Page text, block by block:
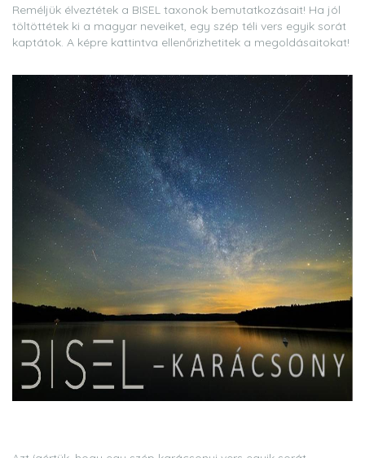
Reméljük élveztétek a BISEL taxonok bemutatkozásait! Ha jól
töltöttétek ki a magyar neveiket, egy szép téli vers egyik sorát
kaptátok. A képre kattintva ellenőrizhetitek a megoldásaitokat!